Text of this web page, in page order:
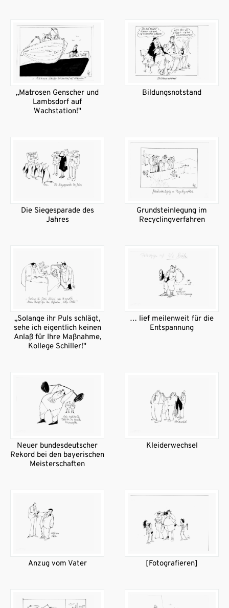
„Matrosen Genscher und
Lambsdorf auf
Wachstation!"
Bildungsnotstand
Die Siegesparade des
Jahres
Grundsteinlegung im
Recyclingverfahren
„Solange ihr Puls schlägt,
sehe ich eigentlich keinen
Anlaß für Ihre Maßnahme,
Kollege Schiller!"
… lief meilenweit für die
Entspannung
Neuer bundesdeutscher
Rekord bei den bayerischen
Meisterschaften
Kleiderwechsel
Anzug vom Vater [Fotografieren]